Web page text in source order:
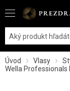
Úvod Vlasy
Wella Professionals